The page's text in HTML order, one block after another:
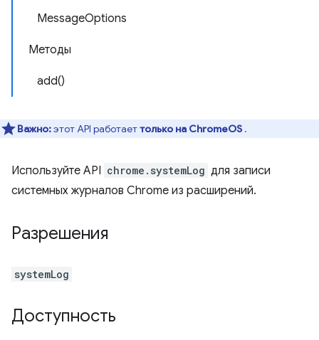
MessageOptions
Методы
add()
Важно:этот API работаеттолько на ChromeOS .
Используйте API chrome.systemLog для записи
системных журналов Chrome из расширений.
Разрешения
systemLog
Доступность